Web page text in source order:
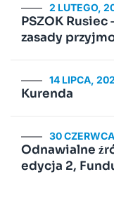
2 LUTEGO,
PSZOK
zasady
14 LIPCA,
Kurenda
30
Odnawialne
edycja 2,